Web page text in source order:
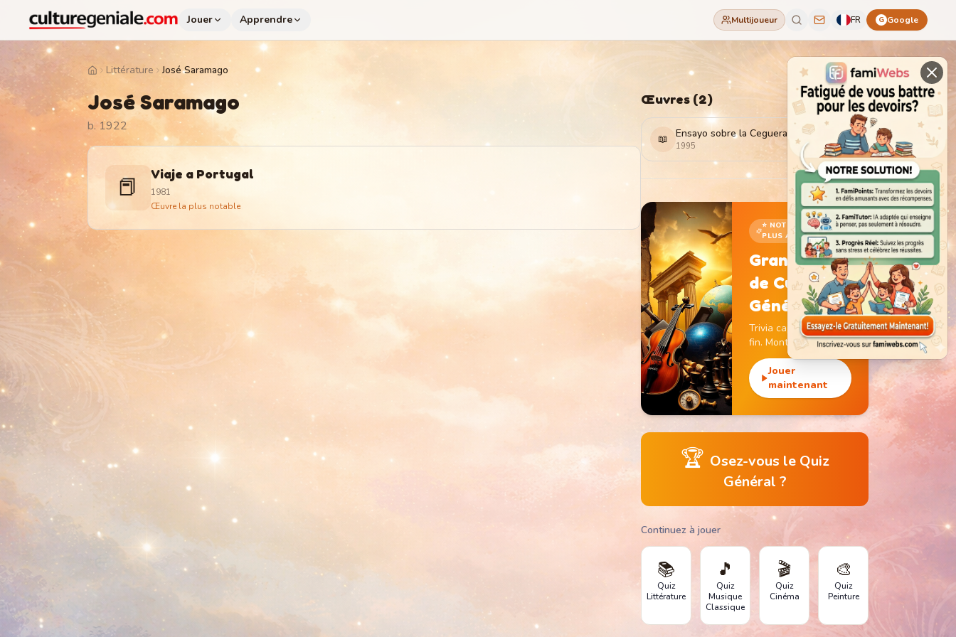
Jouer Apprendre Multijoueur FR G Google
HomeLittérature José Saramago
José Saramago
b. 1922
📕 Viaje a Portugal
1981
Œuvre la plus notable
Œuvres(2)
📖 Ensayo sobre la Ceguera
1995
⭐ NOTRE JEU LE
PLUS ADDICTIF
Grand Jeu
de Culture
Générale
Trivia captivant sans
fin. Monte de niveau,
gagne des pièces et
débloque des
monuments
emblématiques.
Jouer
maintenant
🏆 Osez-vous le Quiz
Général ?
Continuez à jouer
📚
Quiz
Littérature
🎵
Quiz
Musique
Classique
🎬
Quiz
Cinéma
🎨
Quiz
Peinture